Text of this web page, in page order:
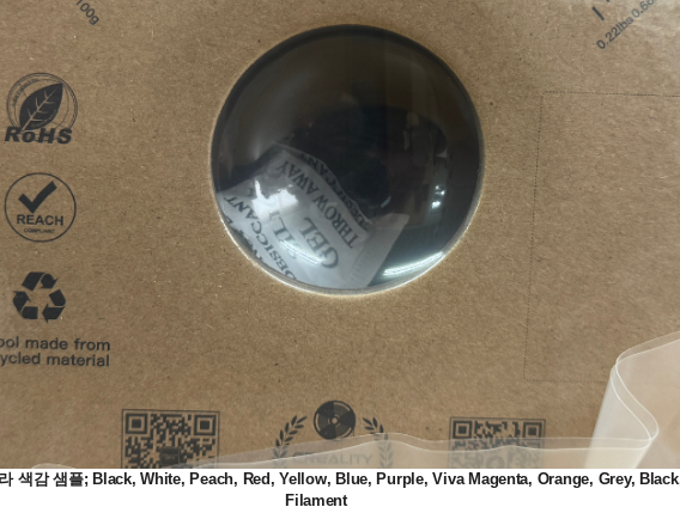
색감 샘플; Black, White, Peach, Red, Yellow, Blue, Purple, Viva Magenta, Orange, Grey,
Filament